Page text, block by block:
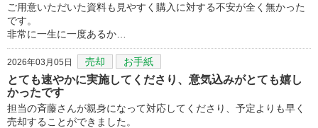
ご用意いただいた資料も見やすく購入に対する不安が全く無かった
です。
非常に一生に一度あるか…
2026年03月05日 売却 お手紙
とても速やかに実施してくださり、意気込みがとても嬉し
かったです
担当の斉藤さんが親身になって対応してくださり、予定よりも早く
売却することができました。